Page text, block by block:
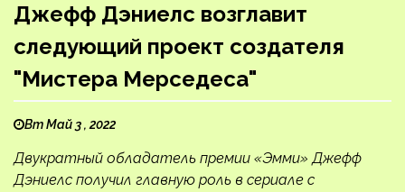
Джефф Дэниелс возглавит
следующий проект создателя
"Мистера Мерседеса"
Вт Май 3 , 2022
Двукратный обладатель премии «Эмми» Джефф
Дэниелс получил главную роль в сериале с